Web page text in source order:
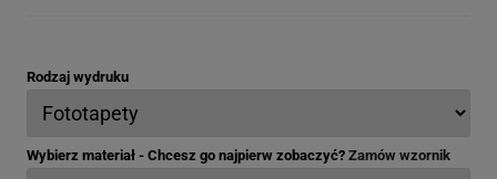
Rodzaj wydruku
Wybierz materiał - Chcesz go najpierw zobaczyć? Zamów wzornik